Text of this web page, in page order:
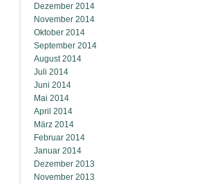
Dezember 2014
November 2014
Oktober 2014
September 2014
August 2014
Juli 2014
Juni 2014
Mai 2014
April 2014
März 2014
Februar 2014
Januar 2014
Dezember 2013
November 2013